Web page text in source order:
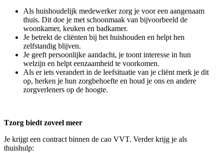
Als huishoudelijk medewerker zorg je voor een aangenaam
thuis. Dit doe je met schoonmaak van bijvoorbeeld de
woonkamer, keuken en badkamer.
Je betrekt de cliënten bij het huishouden en helpt hen
zelfstandig blijven.
Je geeft persoonlijke aandacht, je toont interesse in hun
welzijn en helpt eenzaamheid te voorkomen.
Als er iets verandert in de leefsituatie van je cliënt merk je dit
op, herken je hun zorgbehoefte en houd je ons en andere
zorgverleners op de hoogte.
Tzorg biedt zoveel meer
Je krijgt een contract binnen de cao VVT. Verder krijg je als
thuishulp: